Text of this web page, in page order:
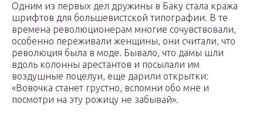
Одним из первых дел дружины в Баку стала кража
шрифтов для большевистской типографии. В те
времена революционерам многие сочувствовали,
особенно переживали женщины, они считали, что
революция была в моде. Бывало, что дамы шли
вдоль колонны арестантов и посылали им
воздушные поцелуи, еще дарили открытки:
«Вовочка станет грустно, вспомни обо мне и
посмотри на эту рожицу не забывай».